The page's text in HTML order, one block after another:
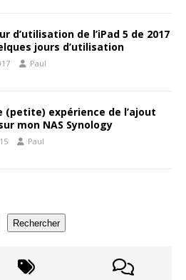
d’utilisation de l’iPad 5 de 2017
jours d’utilisation
Paul
(petite) expérience de l’ajout
sur mon NAS Synology
Paul
Rechercher